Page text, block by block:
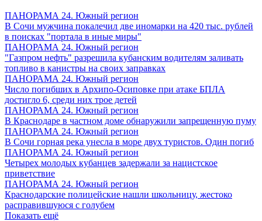
ПАНОРАМА 24. Южный регион
В Сочи мужчина покалечил две иномарки на 420 тыс. рублей
в поисках "портала в иные миры"
ПАНОРАМА 24. Южный регион
"Газпром нефть" разрешила кубанским водителям заливать
топливо в канистры на своих заправках
ПАНОРАМА 24. Южный регион
Число погибших в Архипо-Осиповке при атаке БПЛА
достигло 6, среди них трое детей
ПАНОРАМА 24. Южный регион
В Краснодаре в частном доме обнаружили запрещенную пуму
ПАНОРАМА 24. Южный регион
В Сочи горная река унесла в море двух туристов. Один погиб
ПАНОРАМА 24. Южный регион
Четырех молодых кубанцев задержали за нацистское
приветствие
ПАНОРАМА 24. Южный регион
Краснодарские полицейские нашли школьницу, жестоко
расправившуюся с голубем
Показать ещё